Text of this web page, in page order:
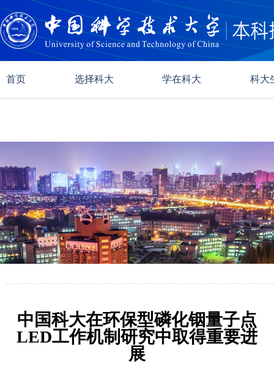
首页 选择科大 学在科大 科大
中国科大在环保型磷化铟量子点
LED工作机制研究中取得重要进
展